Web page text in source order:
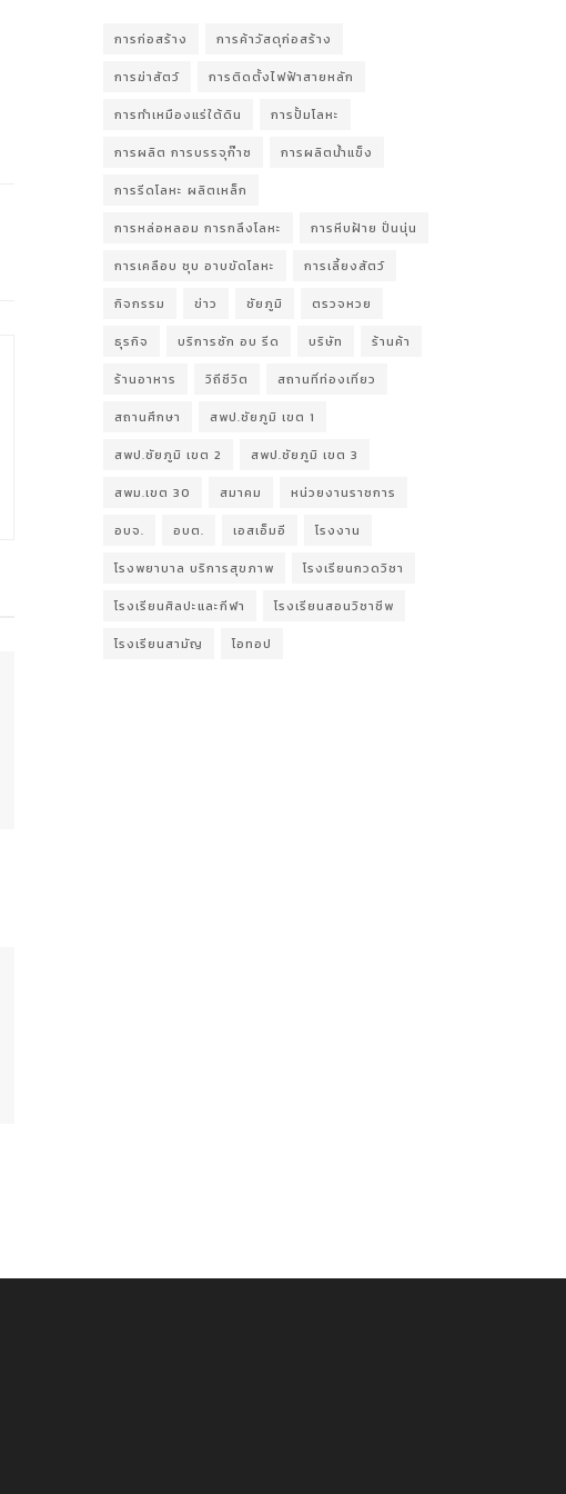
การก่อสร้าง การค้าวัสดุก่อสร้าง
การฆ่าสัตว์ การติดตั้งไฟฟ้าสายหลัก
การทำเหมืองแร่ใต้ดิน การปั้มโลหะ
การผลิต การบรรจุก๊าซ การผลิตน้ำแข็ง
การรีดโลหะ ผลิตเหล็ก
การหล่อหลอม การกลึงโลหะ การหีบฝ้าย ปั่นนุ่น
การเคลือบ ชุบ อาบขัดโลหะ การเลี้ยงสัตว์
กิจกรรม ข่าว ชัยภูมิ ตรวจหวย
ธุรกิจ บริการซัก อบ รีด บริษัท ร้านค้า
ร้านอาหาร วิถีชีวิต สถานที่ท่องเที่ยว
สถานศึกษา สพป.ชัยภูมิ เขต 1
สพป.ชัยภูมิ เขต 2 สพป.ชัยภูมิ เขต 3
สพม.เขต 30 สมาคม หน่วยงานราชการ
อบจ. อบต. เอสเอ็มอี โรงงาน
โรงพยาบาล บริการสุขภาพ โรงเรียนกวดวิชา
โรงเรียนศิลปะและกีฬา โรงเรียนสอนวิชาชีพ
โรงเรียนสามัญ โอทอป